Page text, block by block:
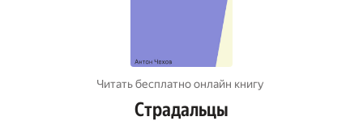
Читать бесплатно онлайн книгу
Страдальцы